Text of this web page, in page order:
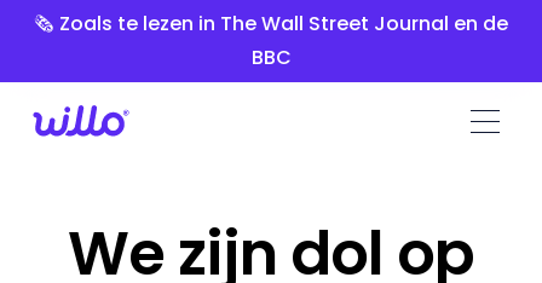
Please
includes
🗞️ Zoals te lezen in The Wall Street Journal en de
BBC
We zijn dol op